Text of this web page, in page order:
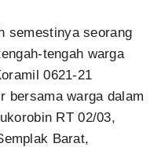
semestinya seorang
tengah warga
0621-21
bersama warga dalam
RT 02/03,
Barat,